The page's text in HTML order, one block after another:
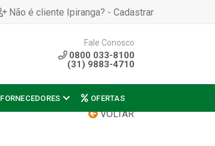
Não é cliente Ipiranga? - Cadastrar
Fale Conosco
0800 033-8100
(31) 9883-4710
FORNECEDORES OFERTAS
VOLTAR